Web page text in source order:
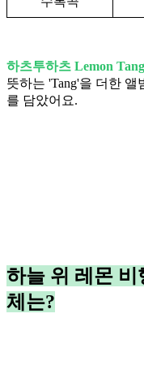
하츠투하츠 Lemon Tang
뜻하는 'Tang'을 더한
를 담았어요.
하늘 위 레몬
체는?